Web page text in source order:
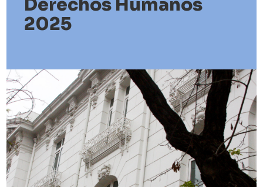
Derechos Humanos
2025